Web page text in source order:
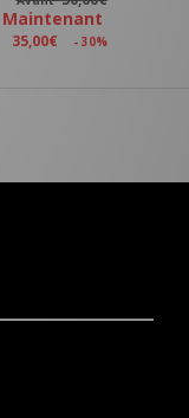
Maintenant
35,00€ - 30%